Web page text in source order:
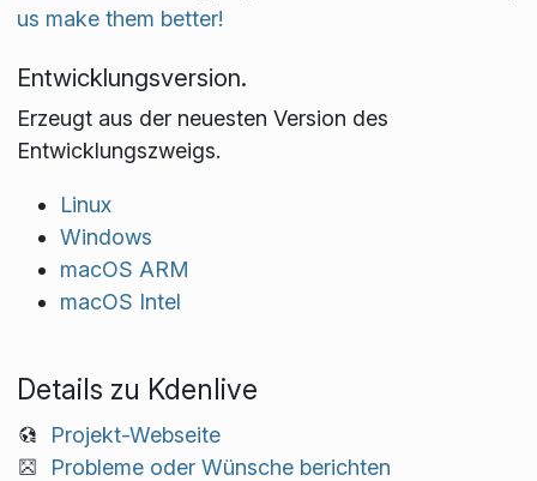
us make them better!
Entwicklungsversion.
Erzeugt aus der neuesten Version des
Entwicklungszweigs.
Linux
Windows
macOS ARM
macOS Intel
Details zu Kdenlive
Projekt-Webseite
Probleme oder Wünsche berichten